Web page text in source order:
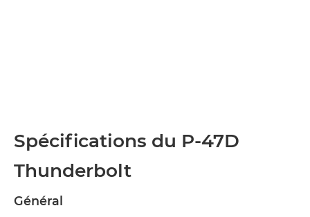
Spécifications du P-47D
Thunderbolt
Général